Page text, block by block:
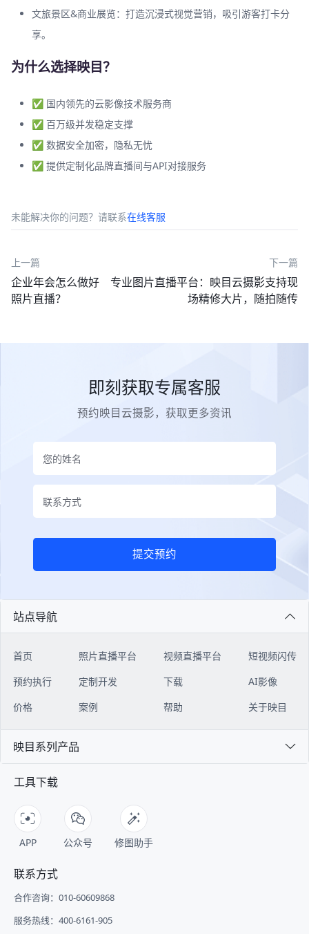
文旅景区&商业展览：打造沉浸式视觉营销，吸引游客打卡分
享。
为什么选择映目？
✅ 国内领先的云影像技术服务商
✅ 百万级并发稳定支撑
✅ 数据安全加密，隐私无忧
✅ 提供定制化品牌直播间与API对接服务
未能解决你的问题？请联系在线客服
上一篇
企业年会怎么做好
照片直播？
下一篇
专业图片直播平台：映目云摄影支持现
场精修大片，随拍随传
即刻获取专属客服
预约映目云摄影，获取更多资讯
提交预约
站点导航
首页
预约执行
价格
照片直播平台
定制开发
案例
视频直播平台
下载
帮助
短视频闪传
AI影像
关于映目
映目系列产品
工具下载
APP 公众号 修图助手
联系方式
合作咨询：010-60609868
服务热线：400-6161-905